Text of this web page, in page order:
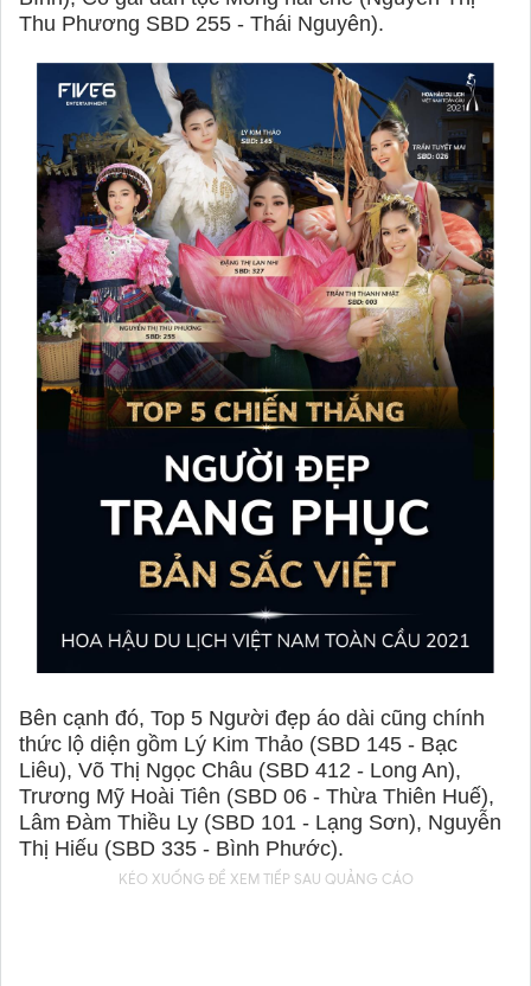
Thu Phương SBD 255 - Thái Nguyên).
Bên cạnh đó, Top 5 Người đẹp áo dài cũng chính
thức lộ diện gồm Lý Kim Thảo (SBD 145 - Bạc
Liêu), Võ Thị Ngọc Châu (SBD 412 - Long An),
Trương Mỹ Hoài Tiên (SBD 06 - Thừa Thiên Huế),
Lâm Đàm Thiều Ly (SBD 101 - Lạng Sơn), Nguyễn
Thị Hiếu (SBD 335 - Bình Phước).